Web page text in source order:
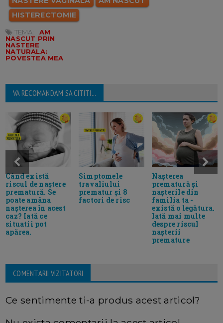
HISTERECTOMIE
TEMA:
AM
NASCUT PRIN
NASTERE
NATURALA:
POVESTEA MEA
VA RECOMANDAM SA CITITI...
Când există
riscul de naștere
prematură. Se
poate amâna
nașterea în acest
caz? Iată ce
situatii pot
apărea.
Simptomele
travaliului
prematur și 8
factori de risc
Nașterea
prematură și
nașterile din
familia ta -
există o legătura.
Iată mai multe
despre riscul
nașterii
premature
COMENTARII VIZITATORI
Ce sentimente ti-a produs acest articol?